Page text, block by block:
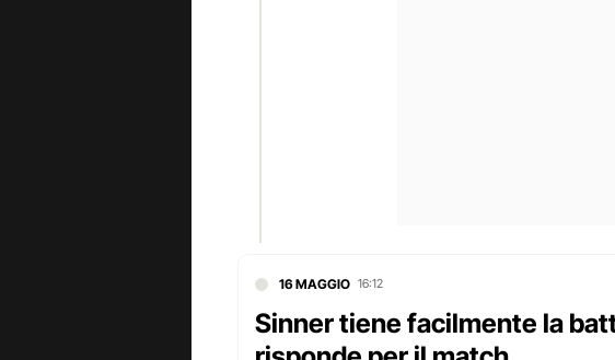
16 MAGGIO 16:12
Sinner tiene facilmente la